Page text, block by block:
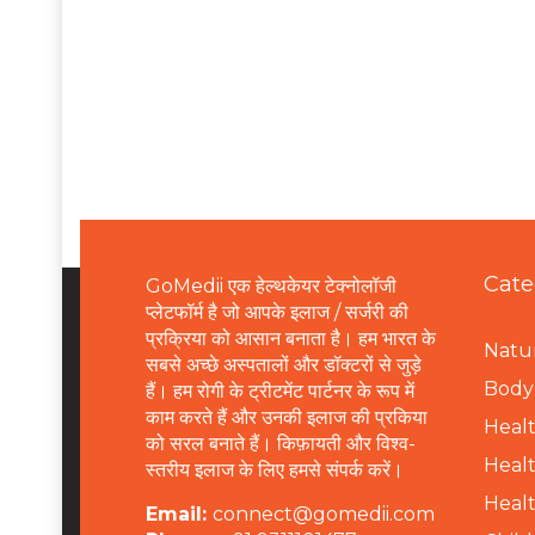
GoMedii एक हेल्थकेयर टेक्नोलॉजी
प्लेटफॉर्म है जो आपके इलाज / सर्जरी की
प्रक्रिया को आसान बनाता है। हम भारत के
सबसे अच्छे अस्पतालों और डॉक्टरों से जुड़े
हैं। हम रोगी के ट्रीटमेंट पार्टनर के रूप में
काम करते हैं और उनकी इलाज की प्रकिया
को सरल बनाते हैं। किफ़ायती और विश्व-
स्तरीय इलाज के लिए हमसे संपर्क करें।
Email: connect@gomedii.com
B